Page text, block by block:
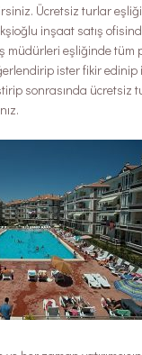
Ücretsiz turlar
inşaat satış
müdürleri eşliğinde tüm
ister fikir edinip
sonrasında